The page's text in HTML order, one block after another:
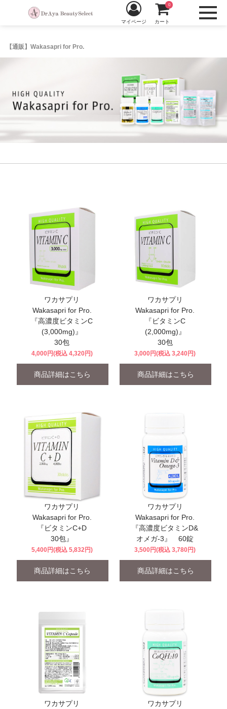
【通販】Wakasapri for Pro.
マイページ カート
0
ワカサプリ
Wakasapri for Pro.
『高濃度ビタミンC
(3,000mg)』
30包
4,000円(税込 4,320円)
商品詳細はこちら
ワカサプリ
Wakasapri for Pro.
『ビタミンC
(2,000mg)』
30包
3,000円(税込 3,240円)
商品詳細はこちら
ワカサプリ
Wakasapri for Pro.
『ビタミンC+D
30包』
5,400円(税込 5,832円)
商品詳細はこちら
ワカサプリ
Wakasapri for Pro.
『高濃度ビタミンD&
オメガ-3』 60錠
3,500円(税込 3,780円)
商品詳細はこちら
ワカサプリ
ワカサプリ